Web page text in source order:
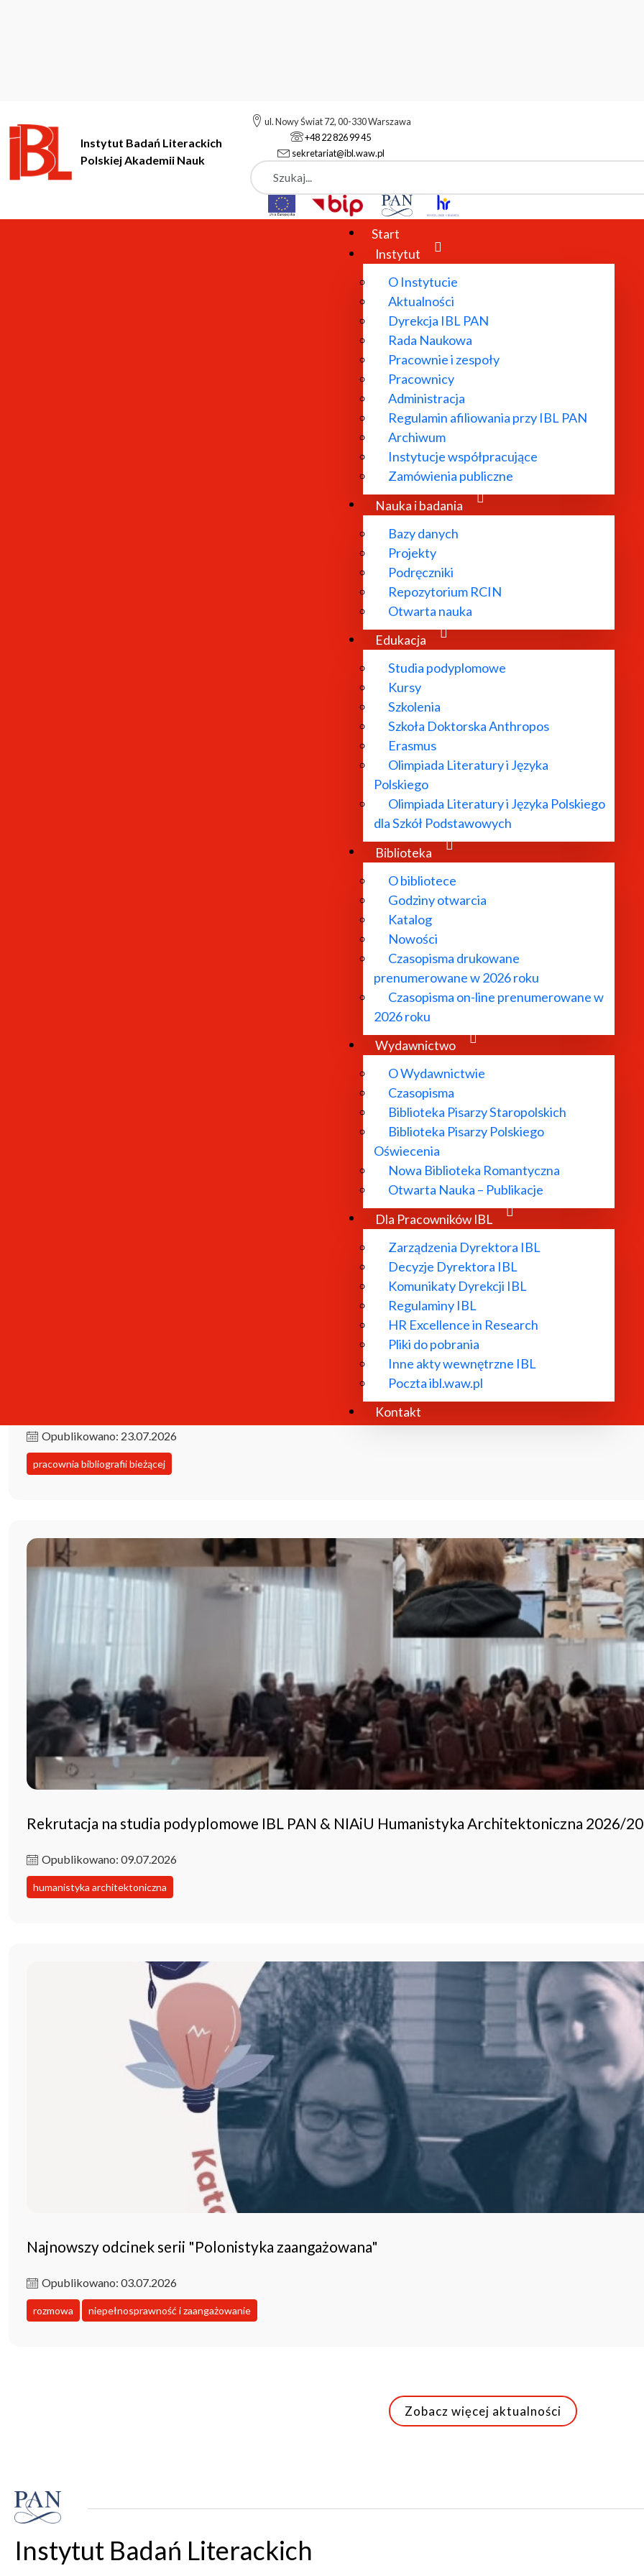
Instytut Badań Literackich
Polskiej Akademii Nauk
ul. Nowy Świat 72, 00-330 Warszawa
+48 22 826 99 45
sekretariat@ibl.waw.pl
Szukaj
Start
Instytut
O Instytucie
Aktualności
Dyrekcja IBL PAN
Rada Naukowa
Pracownie i zespoły
Pracownicy
Administracja
Regulamin afiliowania przy IBL PAN
Archiwum
Instytucje współpracujące
Zamówienia publiczne
Nauka i badania
Bazy danych
Projekty
Podręczniki
Repozytorium RCIN
Otwarta nauka
Edukacja
Studia podyplomowe
Kursy
Szkolenia
Szkoła Doktorska Anthropos
Erasmus
Olimpiada Literatury i Języka
Polskiego
Olimpiada Literatury i Języka Polskiego
dla Szkół Podstawowych
Biblioteka
O bibliotece
Godziny otwarcia
Katalog
Nowości
Czasopisma drukowane
prenumerowane w 2026 roku
Czasopisma on-line prenumerowane w
2026 roku
Wydawnictwo
O Wydawnictwie
Czasopisma
Biblioteka Pisarzy Staropolskich
Biblioteka Pisarzy Polskiego
Oświecenia
Nowa Biblioteka Romantyczna
Otwarta Nauka – Publikacje
Dla Pracowników IBL
Zarządzenia Dyrektora IBL
Decyzje Dyrektora IBL
Komunikaty Dyrekcji IBL
Regulaminy IBL
HR Excellence in Research
Pliki do pobrania
Inne akty wewnętrzne IBL
Poczta ibl.waw.pl
Kontakt
Instytut Badań Literackich PAN został powołany w
prowadzonych w Instytucie jest historia literatury
polskiej, a także rozbudowane prace bibliograficzne i
dokumentacyjne, leksykograficzne oraz edytorskie.
Opublikowano: 23.07.2026
pracownia bibliografii bieżącej
Rekrutacja na studia podyplomowe IBL PAN & NIAiU Humanistyka Architektoniczna 2026/
Opublikowano: 09.07.2026
humanistyka architektoniczna
Najnowszy odcinek serii "Polonistyka zaangażowana"
Opublikowano: 03.07.2026
rozmowa niepełnosprawność i zaangażowanie
Zobacz więcej aktualności
Instytut Badań Literackich